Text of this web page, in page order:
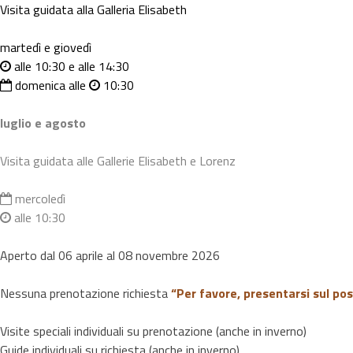
Visita guidata alla Galleria Elisabeth
martedì e giovedì
alle 10:30 e alle 14:30
domenica alle
10:30
luglio e agosto
Visita guidata alle Gallerie Elisabeth e Lorenz
mercoledì
alle 10:30
Aperto dal 06 aprile al 08 novembre 2026
Nessuna prenotazione richiesta“Per favore, presentarsi sul
Visite speciali individuali su prenotazione (anche in inverno)